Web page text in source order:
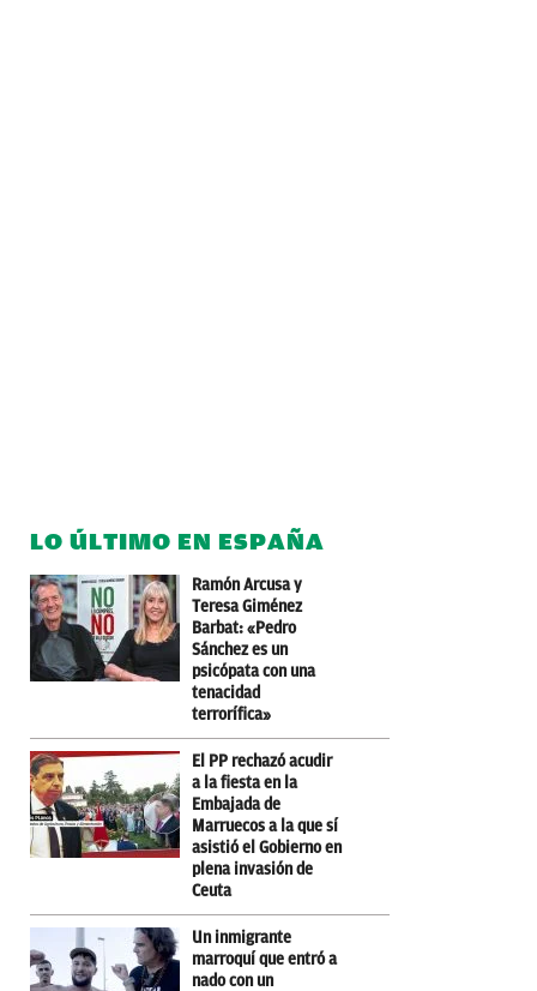
LO ÚLTIMO EN ESPAÑA
Ramón Arcusa y
Teresa Giménez
Barbat: «Pedro
Sánchez es un
psicópata con una
tenacidad
terrorífica»
El PP rechazó acudir
a la fiesta en la
Embajada de
Marruecos a la que sí
asistió el Gobierno en
plena invasión de
Ceuta
Un inmigrante
marroquí que entró a
nado con un